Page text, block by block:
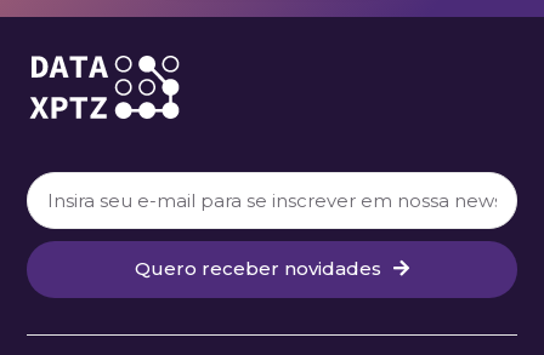
Quero receber novidades